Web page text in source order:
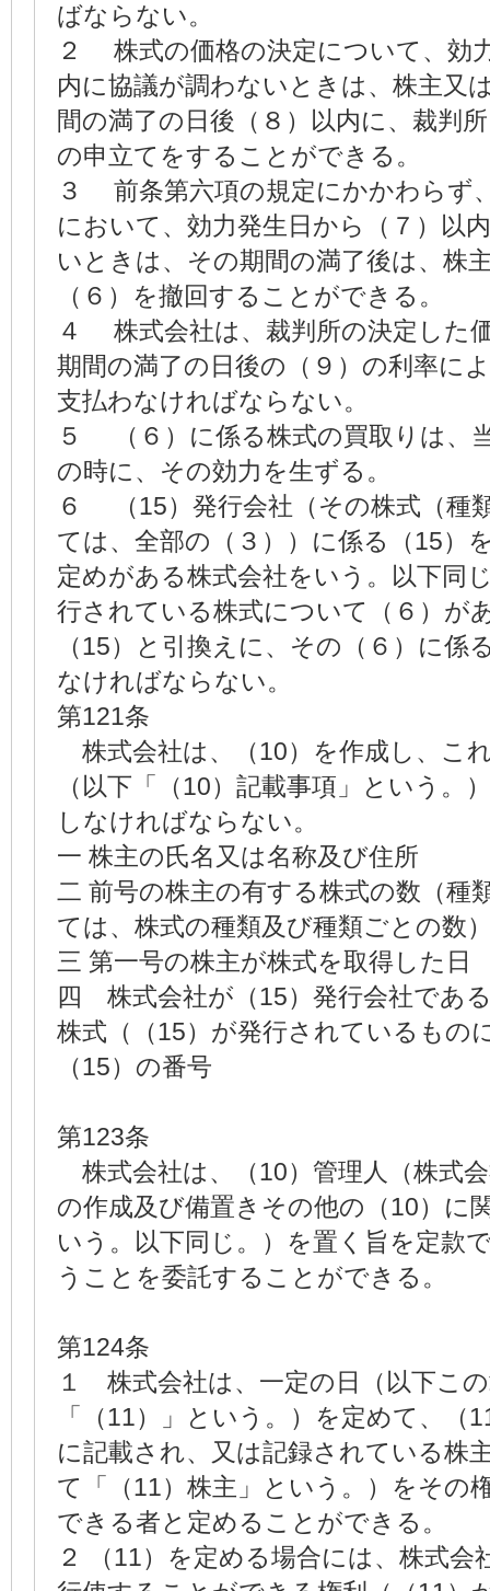
ばならない。
２ 株式の価格の決定について、効
内に協議が調わないときは、株主又
間の満了の日後（８）以内に、裁判
の申立てをすることができる。
３ 前条第六項の規定にかかわらず
において、効力発生日から（７）以
いときは、その期間の満了後は、株
（６）を撤回することができる。
４ 株式会社は、裁判所の決定した
期間の満了の日後の（９）の利率に
支払わなければならない。
５ （６）に係る株式の買取りは、
の時に、その効力を生ずる。
６ （15）発行会社（その株式（種
ては、全部の（３））に係る（15）
定めがある株式会社をいう。以下同
行されている株式について（６）が
（15）と引換えに、その（６）に係
なければならない。
第121条
株式会社は、（10）を作成し、こ
（以下「（10）記載事項」という。
しなければならない。
一 株主の氏名又は名称及び住所
二 前号の株主の有する株式の数（種
ては、株式の種類及び種類ごとの数
三 第一号の株主が株式を取得した日
四 株式会社が（15）発行会社であ
株式（（15）が発行されているもの
（15）の番号
第123条
株式会社は、（10）管理人（株式
の作成及び備置きその他の（10）に
いう。以下同じ。）を置く旨を定款
うことを委託することができる。
第124条
１ 株式会社は、一定の日（以下こ
「（11）」という。）を定めて、（
に記載され、又は記録されている株
て「（11）株主」という。）をその
できる者と定めることができる。
２ （11）を定める場合には、株式会